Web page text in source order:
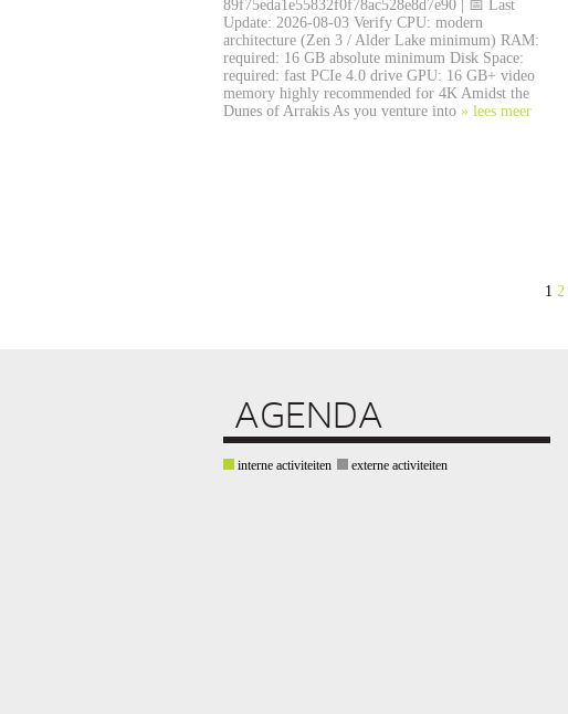
89f75eda1e55832f0f78ac528e8d7e90 | 📅 Last
Update: 2026-08-03 Verify CPU: modern
architecture (Zen 3 / Alder Lake minimum) RAM:
required: 16 GB absolute minimum Disk Space:
required: fast PCIe 4.0 drive GPU: 16 GB+ video
memory highly recommended for 4K Amidst the
Dunes of Arrakis As you venture into » lees meer
1 2
AGENDA
interne activiteiten externe activiteiten